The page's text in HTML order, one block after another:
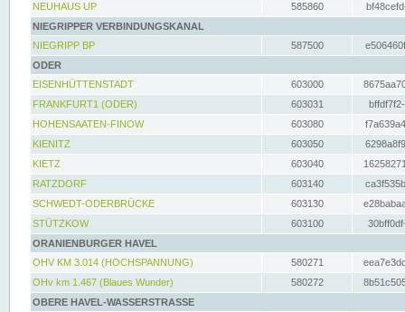
NEUHAUS UP
585860
NIEGRIPPER VERBINDUNGSKANAL
NIEGRIPP BP
587500
ODER
EISENHÜTTENSTADT
603000
FRANKFURT1 (ODER)
603031
HOHENSAATEN-FINOW
603080
KIENITZ
603050
KIETZ
603040
RATZDORF
603140
SCHWEDT-ODERBRÜCKE
603130
STÜTZKOW
603100
ORANIENBURGER HAVEL
OHV KM 3.014 (HOCHSPANNUNG)
580271
OHv km 1.467 (Blaues Wunder)
580272
OBERE HAVEL-WASSERSTRASSE